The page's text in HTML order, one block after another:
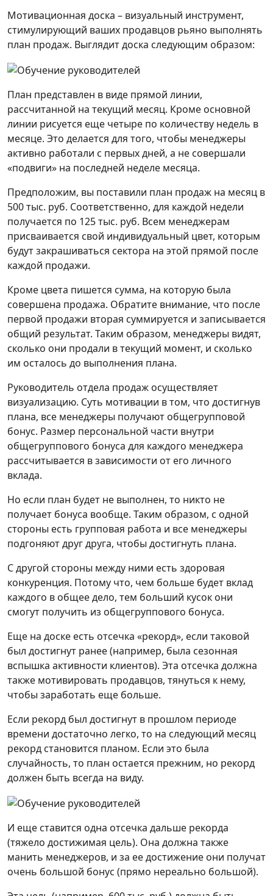
Мотивационная доска – визуальный инструмент,
стимулирующий ваших продавцов рьяно выполнять
план продаж. Выглядит доска следующим образом:
План представлен в виде прямой линии,
рассчитанной на текущий месяц. Кроме основной
линии рисуется еще четыре по количеству недель в
месяце. Это делается для того, чтобы менеджеры
активно работали с первых дней, а не совершали
«подвиги» на последней неделе месяца.
Предположим, вы поставили план продаж на месяц в
500 тыс. руб. Соответственно, для каждой недели
получается по 125 тыс. руб. Всем менеджерам
присваивается свой индивидуальный цвет, которым
будут закрашиваться сектора на этой прямой после
каждой продажи.
Кроме цвета пишется сумма, на которую была
совершена продажа. Обратите внимание, что после
первой продажи вторая суммируется и записывается
общий результат. Таким образом, менеджеры видят,
сколько они продали в текущий момент, и сколько
им осталось до выполнения плана.
Руководитель отдела продаж осуществляет
визуализацию. Суть мотивации в том, что достигнув
плана, все менеджеры получают общегрупповой
бонус. Размер персональной части внутри
общегруппового бонуса для каждого менеджера
рассчитывается в зависимости от его личного
вклада.
Но если план будет не выполнен, то никто не
получает бонуса вообще. Таким образом, с одной
стороны есть групповая работа и все менеджеры
подгоняют друг друга, чтобы достигнуть плана.
С другой стороны между ними есть здоровая
конкуренция. Потому что, чем больше будет вклад
каждого в общее дело, тем больший кусок они
смогут получить из общегруппового бонуса.
Еще на доске есть отсечка «рекорд», если таковой
был достигнут ранее (например, была сезонная
вспышка активности клиентов). Эта отсечка должна
также мотивировать продавцов, тянуться к нему,
чтобы заработать еще больше.
Если рекорд был достигнут в прошлом периоде
времени достаточно легко, то на следующий месяц
рекорд становится планом. Если это была
случайность, то план остается прежним, но рекорд
должен быть всегда на виду.
И еще ставится одна отсечка дальше рекорда
(тяжело достижимая цель). Она должна также
манить менеджеров, и за ее достижение они получат
очень большой бонус (прямо нереально большой).